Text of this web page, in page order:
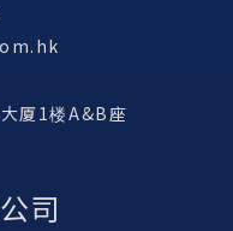
厦1楼A&B座
司